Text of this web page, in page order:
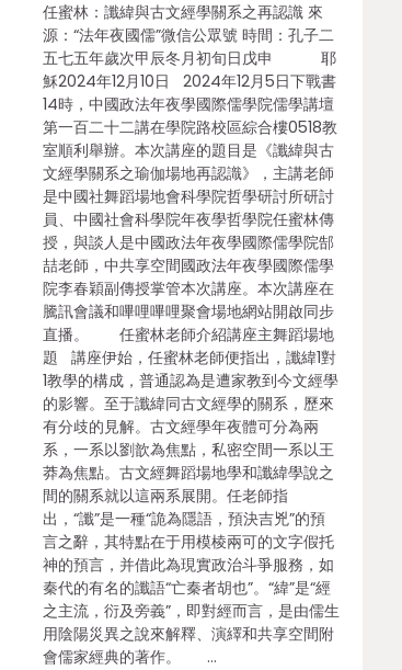
任蜜林：讖緯與古文經學關系之再認識 來
源：“法年夜國儒”微信公眾號 時間：孔子二
五七五年歲次甲辰冬月初旬日戊申 耶
穌2024年12月10日 2024年12月5日下戰書
14時，中國政法年夜學國際儒學院儒學講壇
第一百二十二講在學院路校區綜合樓0518教
室順利舉辦。本次講座的題目是《讖緯與古
文經學關系之瑜伽場地再認識》，主講老師
是中國社舞蹈場地會科學院哲學研討所研討
員、中國社會科學院年夜學哲學院任蜜林傳
授，與談人是中國政法年夜學國際儒學院郜
喆老師，中共享空間國政法年夜學國際儒學
院李春穎副傳授掌管本次講座。本次講座在
騰訊會議和嗶哩嗶哩聚會場地網站開啟同步
直播。 任蜜林老師介紹講座主舞蹈場地
題 講座伊始，任蜜林老師便指出，讖緯1對
1教學的構成，普通認為是遭家教到今文經學
的影響。至于讖緯同古文經學的關系，歷來
有分歧的見解。古文經學年夜體可分為兩
系，一系以劉歆為焦點，私密空間一系以王
莽為焦點。古文經舞蹈場地學和讖緯學說之
間的關系就以這兩系展開。任老師指
出，“讖”是一種“詭為隱語，預決吉兇”的預
言之辭，其特點在于用模棱兩可的文字假托
神的預言，并借此為現實政治斗爭服務，如
秦代的有名的讖語“亡秦者胡也”。“緯”是“經
之主流，衍及旁義”，即對經而言，是由儒生
用陰陽災異之說來解釋、演繹和共享空間附
會儒家經典的著作。 …